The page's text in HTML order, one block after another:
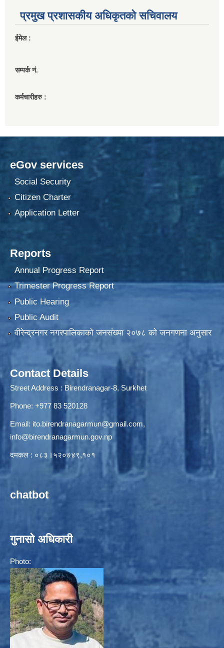
प्रमुख प्रशासकीय अधिकृतको सचिवालय
ईमेल :
सम्पर्क नं.
कर्मचारीहरु :
eGov services
Social Security
Citizen Charter
Application Letter
Reports
Annual Progress Report
Trimester Progress Report
Public Hearing
Public Audit
वीरेन्द्रनगर नगरपालिकाकाे जनसंख्या २०७८ काे जनगणना अनुसार
Contact Details
Street Address : Birendranagar-8, Surkhet
Phone: +977 83 520128
Email: ito.birendranagarmun@gmail.com,
info@birendranagarmun.gov.np
दमकल : ०८३।५२०७४९,१०१
chatbot
गुनासो अधिकारी
Photo: